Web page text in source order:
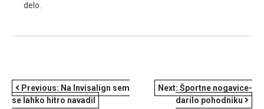
delo.
NAVIGACIJA
Previous: Na Invisalign sem
se lahko hitro navadil
Next: Športne nogavice-
darilo pohodniku